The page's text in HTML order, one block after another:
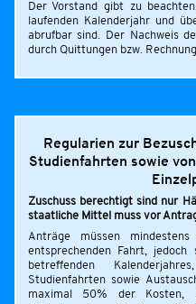
Der Vorstand gibt zu
laufenden Kalenderjahr und
abrufbar sind. Der Nachweis
durch Quittungen bzw.
Regularien zur
Studienfahrten sowie
Zuschuss berechtigt sind nur
staatliche Mittel muss vor
Anträge müssen
entsprechenden Fahrt,
betreffenden
Studienfahrten sowie
maximal 50% der Kosten,